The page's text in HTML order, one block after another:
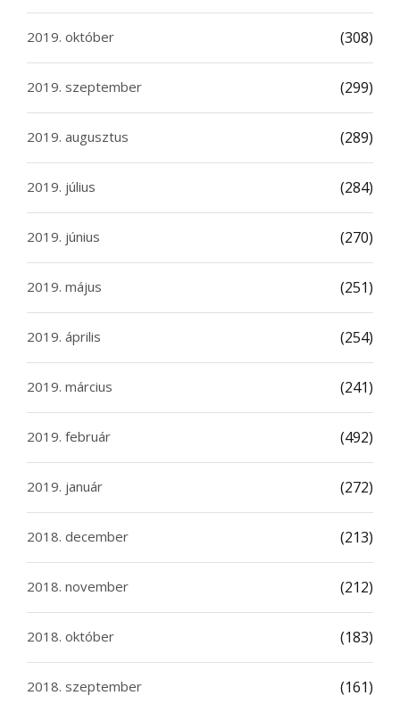
2019. október (308)
2019. szeptember (299)
2019. augusztus (289)
2019. július (284)
2019. június (270)
2019. május (251)
2019. április (254)
2019. március (241)
2019. február (492)
2019. január (272)
2018. december (213)
2018. november (212)
2018. október (183)
2018. szeptember (161)